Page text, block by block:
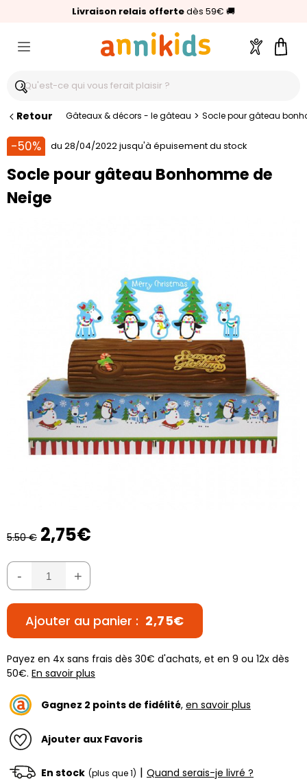
Livraison relais offertedès 59€ 🚚
🥇Palmarès Capital 2025 :Annikids N°1
⭐⭐⭐⭐⭐4,6/5(24 000 avis clients)
Compte
Retour Gâteaux & décors - le gâteau > Socle pour gâteau
-50% du 28/04/2022 jusqu'à épuisement du stock
Socle pour gâteau Bonhomme de
Neige
5.50 € 2,75€
- +
Ajouter au panier : 2,75€
Payez en 4x sans frais dès 30€ d'achats, et en 9 ou 12x dès
50€. En savoir plus
Gagnez 2 points de fidélité, en savoir plus
Ajouter aux Favoris
En stock (plus que 1) | Quand serais-je livré ?